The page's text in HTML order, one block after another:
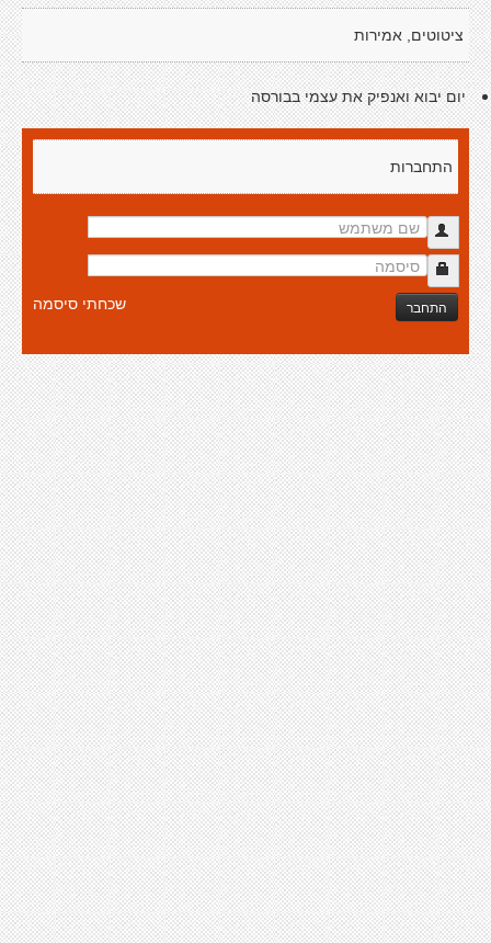
ציטוטים, אמירות
יום יבוא ואנפיק את עצמי בבורסה
התחברות
התחבר שכחתי סיסמה